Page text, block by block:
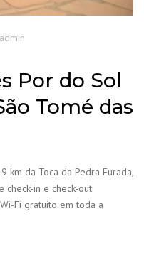
admin
Por do Sol
Tomé das
km da Toca da Pedra Furada,
check-in e check-out
Fi gratuito em toda a